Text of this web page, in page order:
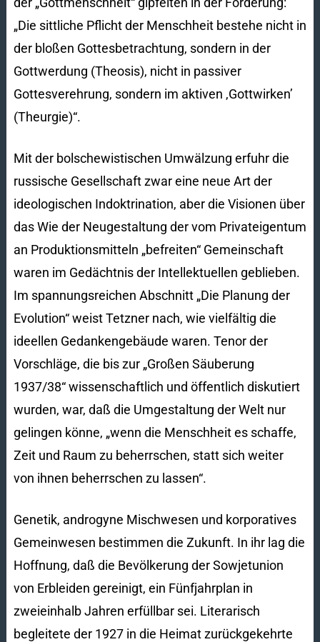
„Die sittliche Pflicht der Menschheit bestehe nicht in
der bloßen Gottesbetrachtung, sondern in der
Gottwerdung (Theosis), nicht in passiver
Gottesverehrung, sondern im aktiven ‚Gottwirken’
(Theurgie)“.
Mit der bolschewistischen Umwälzung erfuhr die
russische Gesellschaft zwar eine neue Art der
ideologischen Indoktrination, aber die Visionen über
das Wie der Neugestaltung der vom Privateigentum
an Produktionsmitteln „befreiten“ Gemeinschaft
waren im Gedächtnis der Intellektuellen geblieben.
Im spannungsreichen Abschnitt „Die Planung der
Evolution“ weist Tetzner nach, wie vielfältig die
ideellen Gedankengebäude waren. Tenor der
Vorschläge, die bis zur „Großen Säuberung
1937/38“ wissenschaftlich und öffentlich diskutiert
wurden, war, daß die Umgestaltung der Welt nur
gelingen könne, „wenn die Menschheit es schaffe,
Zeit und Raum zu beherrschen, statt sich weiter
von ihnen beherrschen zu lassen“.
Genetik, androgyne Mischwesen und korporatives
Gemeinwesen bestimmen die Zukunft. In ihr lag die
Hoffnung, daß die Bevölkerung der Sowjetunion
von Erbleiden gereinigt, ein Fünfjahrplan in
zweieinhalb Jahren erfüllbar sei. Literarisch
begleitete der 1927 in die Heimat zurückgekehrte